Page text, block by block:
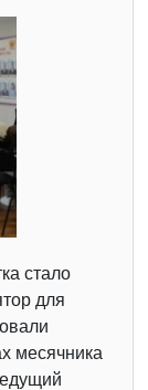
стало
для
месячника